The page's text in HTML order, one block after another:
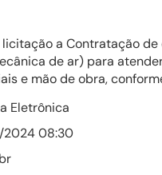
a Contratação
de ar) para
e mão de obra,
Eletrônica
08:30